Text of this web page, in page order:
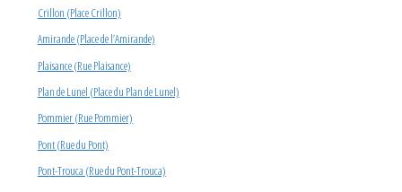
Crillon (Place Crillon)
Amirande (Place de l’Amirande)
Plaisance (Rue Plaisance)
Plan de Lunel (Place du Plan de Lunel)
Pommier (Rue Pommier)
Pont (Rue du Pont)
Pont-Trouca (Rue du Pont-Trouca)